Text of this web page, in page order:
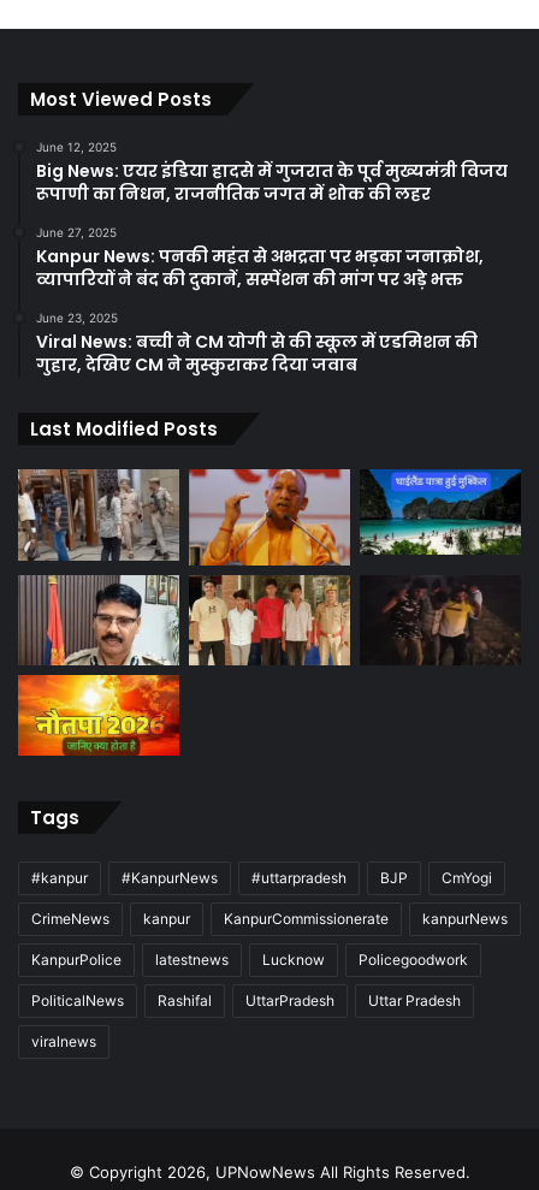
Most Viewed Posts
June 12, 2025
Big News: एयर इंडिया हादसे में गुजरात के पूर्व मुख्यमंत्री विजय
रूपाणी का निधन, राजनीतिक जगत में शोक की लहर
June 27, 2025
Kanpur News: पनकी महंत से अभद्रता पर भड़का जनाक्रोश,
व्यापारियों ने बंद की दुकानें, सस्पेंशन की मांग पर अड़े भक्त
June 23, 2025
Viral News: बच्ची ने CM योगी से की स्कूल में एडमिशन की
गुहार, देखिए CM ने मुस्कुराकर दिया जवाब
Last Modified Posts
Tags
#kanpur #KanpurNews #uttarpradesh BJP CmYogi
CrimeNews kanpur KanpurCommissionerate kanpurNews
KanpurPolice latestnews Lucknow Policegoodwork
PoliticalNews Rashifal UttarPradesh Uttar Pradesh
viralnews
© Copyright 2026, UPNowNews All Rights Reserved.